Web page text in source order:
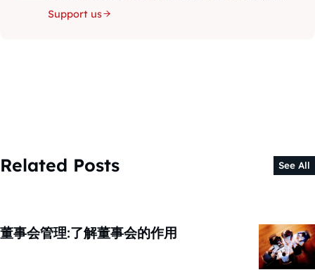
Support us
Related Posts See All
董事会管理:了解董事会的作用